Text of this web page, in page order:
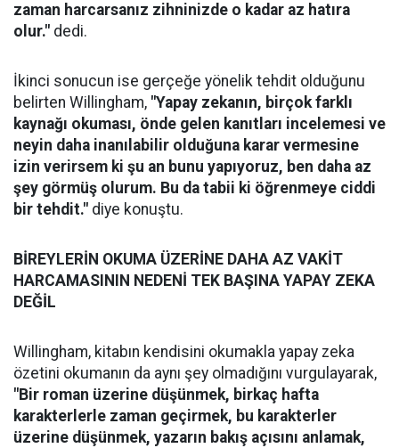
zaman harcarsanız zihninizde o kadar az hatıra
olur." dedi.
İkinci sonucun ise gerçeğe yönelik tehdit olduğunu
belirten Willingham, "Yapay zekanın, birçok farklı
kaynağı okuması, önde gelen kanıtları incelemesi ve
neyin daha inanılabilir olduğuna karar vermesine
izin verirsem ki şu an bunu yapıyoruz, ben daha az
şey görmüş olurum. Bu da tabii ki öğrenmeye ciddi
bir tehdit." diye konuştu.
BİREYLERİN OKUMA ÜZERİNE DAHA AZ VAKİT
HARCAMASININ NEDENİ TEK BAŞINA YAPAY ZEKA
DEĞİL
Willingham, kitabın kendisini okumakla yapay zeka
özetini okumanın da aynı şey olmadığını vurgulayarak,
"Bir roman üzerine düşünmek, birkaç hafta
karakterlerle zaman geçirmek, bu karakterler
üzerine düşünmek, yazarın bakış açısını anlamak,